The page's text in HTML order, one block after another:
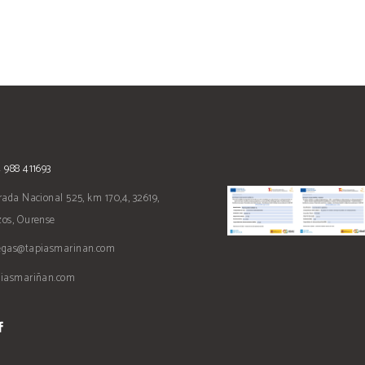
411693
Nacional 525, km 170,4, 32619,
Ourense